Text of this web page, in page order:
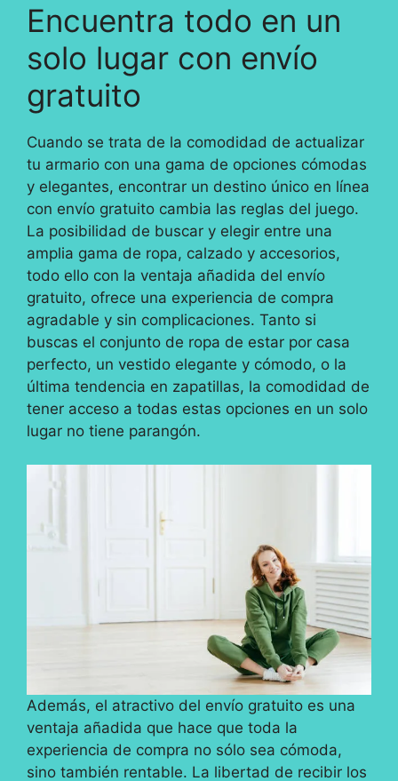
Encuentra todo en un
solo lugar con envío
gratuito
Cuando se trata de la comodidad de actualizar
tu armario con una gama de opciones cómodas
y elegantes, encontrar un destino único en línea
con envío gratuito cambia las reglas del juego.
La posibilidad de buscar y elegir entre una
amplia gama de ropa, calzado y accesorios,
todo ello con la ventaja añadida del envío
gratuito, ofrece una experiencia de compra
agradable y sin complicaciones. Tanto si
buscas el conjunto de ropa de estar por casa
perfecto, un vestido elegante y cómodo, o la
última tendencia en zapatillas, la comodidad de
tener acceso a todas estas opciones en un solo
lugar no tiene parangón.
Además, el atractivo del envío gratuito es una
ventaja añadida que hace que toda la
experiencia de compra no sólo sea cómoda,
sino también rentable. La libertad de recibir los